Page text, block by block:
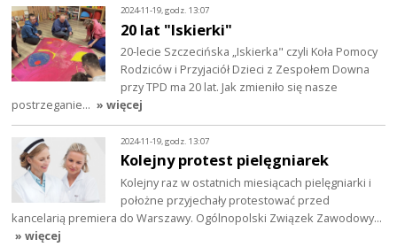
2024-11-19, godz. 13:07
20 lat "Iskierki"
20-lecie Szczecińska „Iskierka" czyli Koła Pomocy
Rodziców i Przyjaciół Dzieci z Zespołem Downa
przy TPD ma 20 lat. Jak zmieniło się nasze
postrzeganie… » więcej
2024-11-19, godz. 13:07
Kolejny protest pielęgniarek
Kolejny raz w ostatnich miesiącach pielęgniarki i
położne przyjechały protestować przed
kancelarią premiera do Warszawy. Ogólnopolski Związek Zawodowy…
» więcej